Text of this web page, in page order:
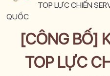
TOP LỰC CHIẾN
QUỐC
[CÔNG BỐ]
TOP LỰC